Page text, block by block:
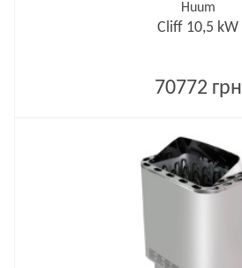
Huum
Cliff 10,5 kW
70772 грн